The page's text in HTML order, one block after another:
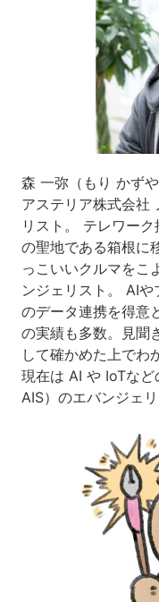
森 一弥（もり かずや
アステリア株式会社
リスト。 テレワー
の聖地である箱根に
っこいいクルマをこ
ンジェリスト。 AI
のデータ連携を得意
の実績も多数。見聞
して確かめた上でわ
現在は AI や IoTな
AIS）のエバンジェ